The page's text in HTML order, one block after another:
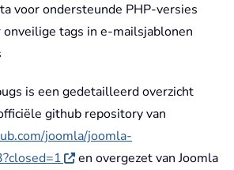
voor ondersteunde PHP-versies
onveilige tags in e-mailsjablonen
is een gedetailleerd overzicht
github repository van
joomla/joomla-
en overgezet van Joomla